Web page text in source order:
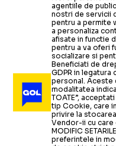
SPONSORII
desenate și costume
petrol, bănci și
CAMPIONATUL
FIFA, PIERDERE IMENSĂ
provocată de
milioane de dolari
STRANIERI
STRANIERI
DE LA
EXTAZ
agentiile de
nostri de servicii
pentru a permite
a personaliza
afisate in functie
pentru a va oferi
socializare si
Beneficiati de
GDPR in
personal.
modalitatea
TOATE”,
tip Cookie, care
privire la
Vendor-ii cu care
MODIFIC
preferintele in